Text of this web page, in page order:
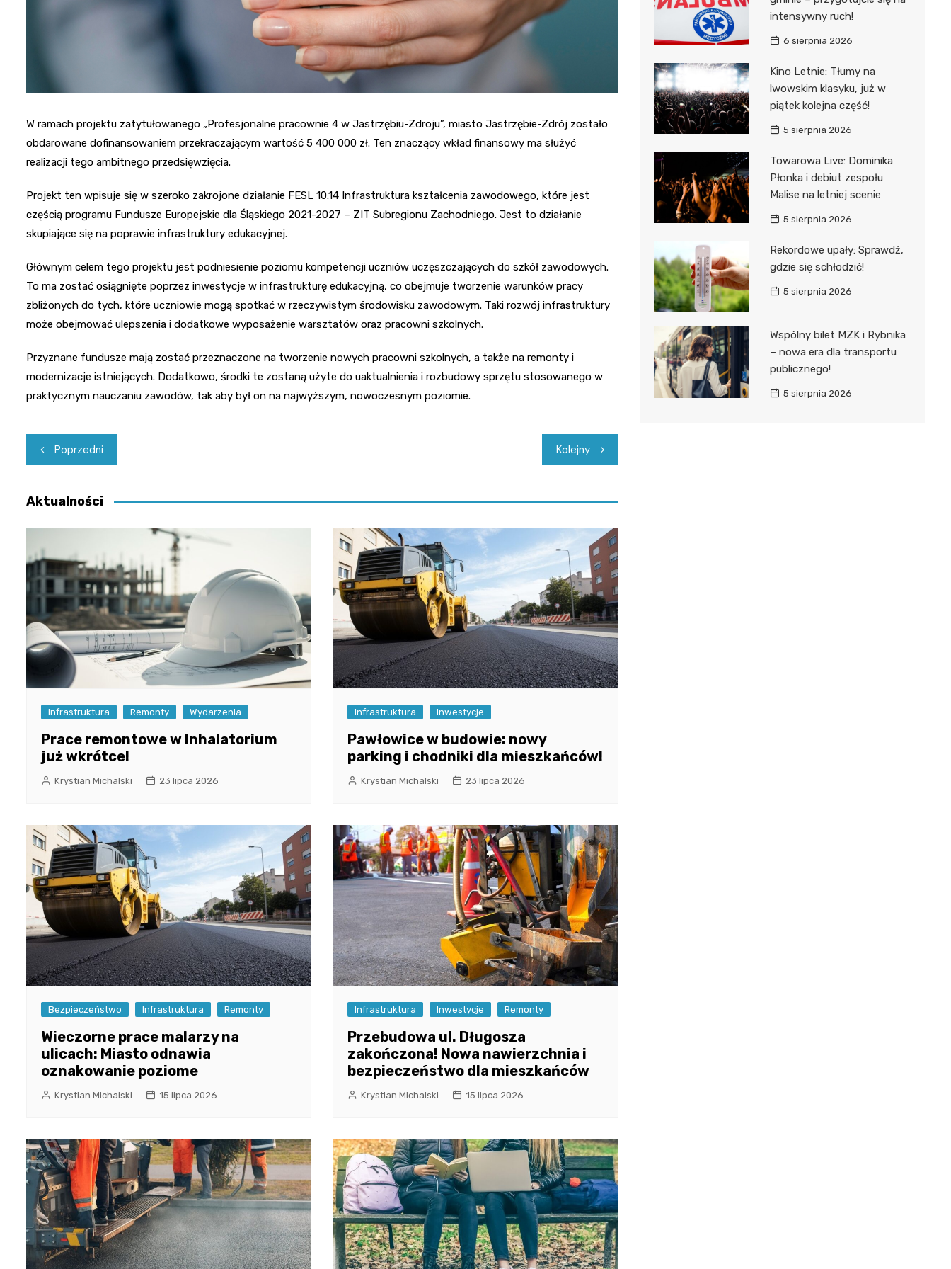
W ramach projektu zatytułowanego „Profesjonalne pracownie 4 w Jastrzębiu-Zdroju”, miasto Jastrzębie-Zdrój zostało
obdarowane dofinansowaniem przekraczającym wartość 5 400 000 zł. Ten znaczący wkład finansowy ma służyć
realizacji tego ambitnego przedsięwzięcia.
Projekt ten wpisuje się w szeroko zakrojone działanie FESL 10.14 Infrastruktura kształcenia zawodowego, które jest
częścią programu Fundusze Europejskie dla Śląskiego 2021-2027 – ZIT Subregionu Zachodniego. Jest to działanie
skupiające się na poprawie infrastruktury edukacyjnej.
Głównym celem tego projektu jest podniesienie poziomu kompetencji uczniów uczęszczających do szkół zawodowych.
To ma zostać osiągnięte poprzez inwestycje w infrastrukturę edukacyjną, co obejmuje tworzenie warunków pracy
zbliżonych do tych, które uczniowie mogą spotkać w rzeczywistym środowisku zawodowym. Taki rozwój infrastruktury
może obejmować ulepszenia i dodatkowe wyposażenie warsztatów oraz pracowni szkolnych.
Przyznane fundusze mają zostać przeznaczone na tworzenie nowych pracowni szkolnych, a także na remonty i
modernizacje istniejących. Dodatkowo, środki te zostaną użyte do uaktualnienia i rozbudowy sprzętu stosowanego w
praktycznym nauczaniu zawodów, tak aby był on na najwyższym, nowoczesnym poziomie.
Nawigacja
wpisu
Poprzedni Kolejny
Aktualności
Infrastruktura Remonty Wydarzenia
Prace remontowe w Inhalatorium
już wkrótce!
Krystian Michalski 23 lipca 2026
Infrastruktura Inwestycje
Pawłowice w budowie: nowy
parking i chodniki dla mieszkańców!
Krystian Michalski 23 lipca 2026
Bezpieczeństwo Infrastruktura Remonty
Wieczorne prace malarzy na
ulicach: Miasto odnawia
oznakowanie poziome
Krystian Michalski 15 lipca 2026
Infrastruktura Inwestycje Remonty
Przebudowa ul. Długosza
zakończona! Nowa nawierzchnia i
bezpieczeństwo dla mieszkańców
Krystian Michalski 15 lipca 2026
intensywny ruch!
6 sierpnia 2026
Kino Letnie: Tłumy na
lwowskim klasyku, już w
piątek kolejna część!
5 sierpnia 2026
Towarowa Live: Dominika
Płonka i debiut zespołu
Malise na letniej scenie
5 sierpnia 2026
Rekordowe upały: Sprawdź,
gdzie się schłodzić!
5 sierpnia 2026
Wspólny bilet MZK i Rybnika
– nowa era dla transportu
publicznego!
5 sierpnia 2026